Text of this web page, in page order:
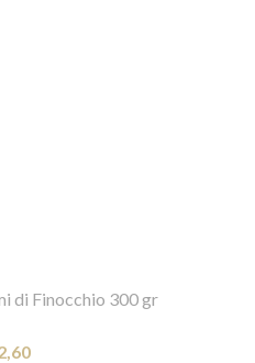
di Finocchio 300 gr